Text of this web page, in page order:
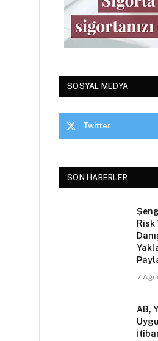
SOSYAL MEDYA
Twitter
SON HABERLER
Risk
7
AB,